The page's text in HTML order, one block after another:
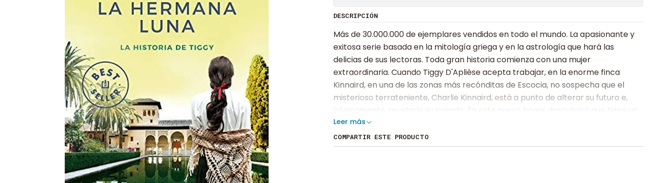
DESCRIPCIÓN
Más de 30.000.000 de ejemplares vendidos en todo el mundo. La apasionante y
exitosa serie basada en la mitología griega y en la astrología que hará las
delicias de sus lectoras. Toda gran historia comienza con una mujer
extraordinaria. Cuando Tiggy D'Aplièse acepta trabajar, en la enorme finca
Kinnaird, en una de las zonas más recónditas de Escocia, no sospecha que el
misterioso terrateniente, Charlie Kinnaird, está a punto de alterar su futuro e,
irónicamente, revelarle su pasado. En este nuevo hogar descubrirá que tiene un
sexto sentido, una herencia de sus antepasados gitanos. Lucía Amaya Albaycín
nació en 1912 en el barrio del Sacromonte, frente a la Alhambra, y la apodaron La
Candela. En su destino está escrito convertirse en una de las grandes bailarinas
Leer más
COMPARTIR ESTE PRODUCTO